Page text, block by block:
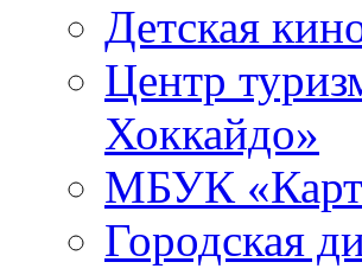
Детская
Центр
Хоккайдо»
МБУК
Городская